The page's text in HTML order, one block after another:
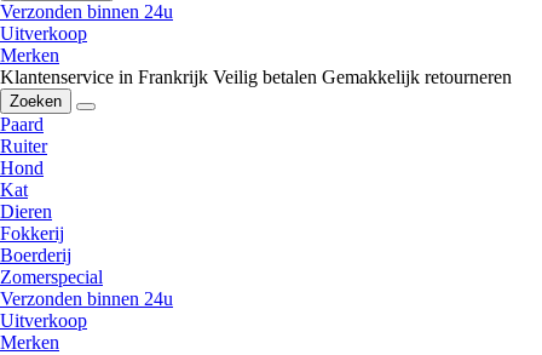
Verzonden binnen 24u
Uitverkoop
Merken
Klantenservice in Frankrijk Veilig betalen Gemakkelijk retourneren
Zoeken
Paard
Ruiter
Hond
Kat
Dieren
Fokkerij
Boerderij
Zomerspecial
Verzonden binnen 24u
Uitverkoop
Merken